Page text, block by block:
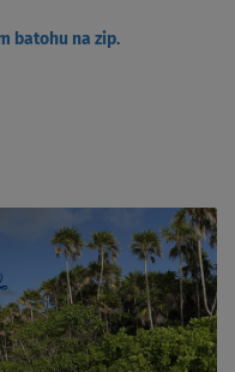
batohu na zip.